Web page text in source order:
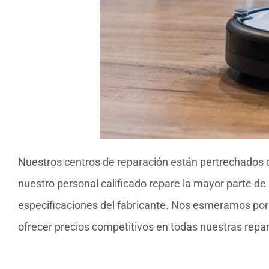
Nuestros centros de reparación están
nuestro personal calificado repare la mayor parte
especificaciones del fabricante. Nos esmeramos
ofrecer precios competitivos en todas nuestras